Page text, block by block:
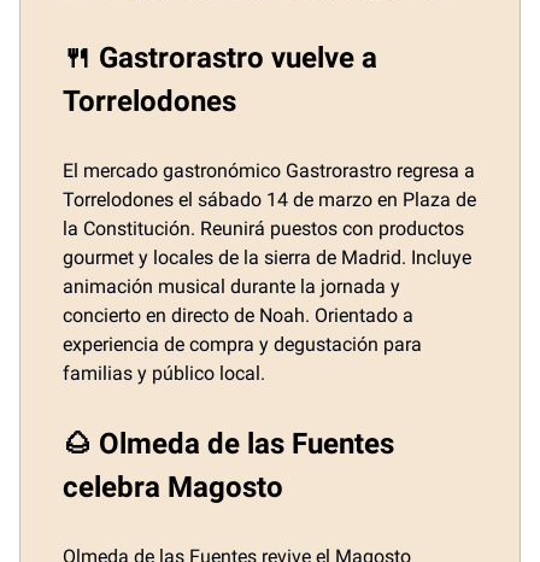
🍴 Gastrorastro vuelve a
Torrelodones
El mercado gastronómico Gastrorastro regresa a
Torrelodones el sábado 14 de marzo en Plaza de
la Constitución. Reunirá puestos con productos
gourmet y locales de la sierra de Madrid. Incluye
animación musical durante la jornada y
concierto en directo de Noah. Orientado a
experiencia de compra y degustación para
familias y público local.
🌰 Olmeda de las Fuentes
celebra Magosto
Olmeda de las Fuentes revive el Magosto